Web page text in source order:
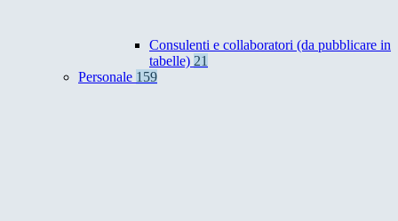
Consulenti e collaboratori (da pubblicare in
tabelle) 21
Personale 159